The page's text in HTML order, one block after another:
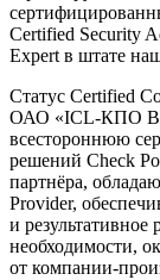
Certified Security
Expert в штате
Статус Certified
ОАО «ICL-КПО
всестороннюю
решений Check
партнёра,
Provider,
и
необходимости,
от компании-